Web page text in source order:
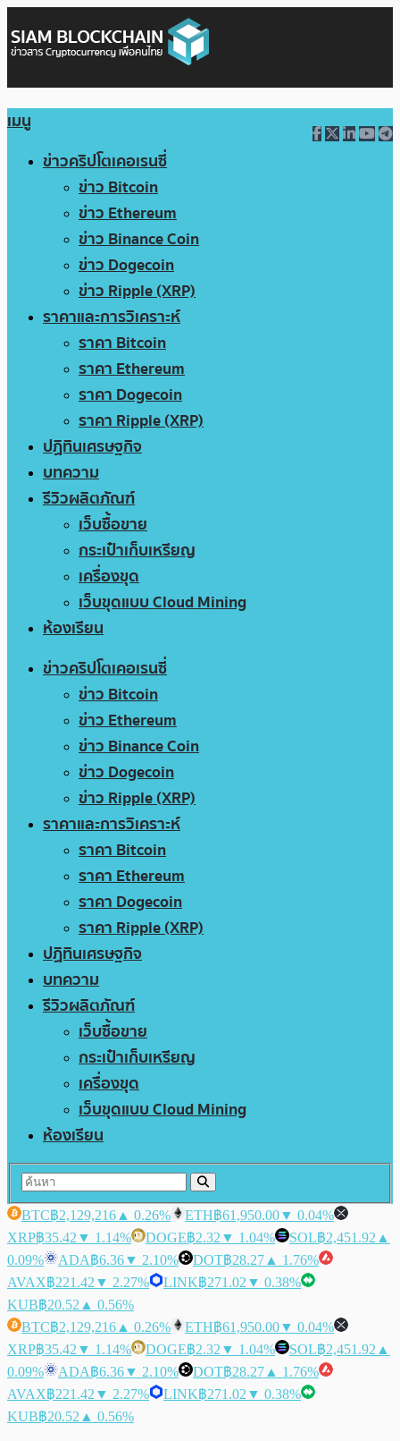
เมนู
ข่าวคริปโตเคอเรนซี่
ข่าว Bitcoin
ข่าว Ethereum
ข่าว Binance Coin
ข่าว Dogecoin
ข่าว Ripple (XRP)
ราคาและการวิเคราะห์
ราคา Bitcoin
ราคา Ethereum
ราคา Dogecoin
ราคา Ripple (XRP)
ปฏิทินเศรษฐกิจ
บทความ
รีวิวผลิตภัณฑ์
เว็บซื้อขาย
กระเป๋าเก็บเหรียญ
เครื่องขุด
เว็บขุดแบบ Cloud Mining
ห้องเรียน
ข่าวคริปโตเคอเรนซี่
ข่าว Bitcoin
ข่าว Ethereum
ข่าว Binance Coin
ข่าว Dogecoin
ข่าว Ripple (XRP)
ราคาและการวิเคราะห์
ราคา Bitcoin
ราคา Ethereum
ราคา Dogecoin
ราคา Ripple (XRP)
ปฏิทินเศรษฐกิจ
บทความ
รีวิวผลิตภัณฑ์
เว็บซื้อขาย
กระเป๋าเก็บเหรียญ
เครื่องขุด
เว็บขุดแบบ Cloud Mining
ห้องเรียน
BTC฿2,129,216 ▲ 0.26% ETH฿61,950.00▼ 0.04%
XRP฿35.42 ▼ 1.14% DOGE฿2.32 ▼ 1.04% SOL฿2,451.92 ▲
0.09%
ADA฿6.36▼ 2.10% DOT฿28.27 ▲ 1.76%
AVAX฿221.42 ▼ 2.27% LINK฿271.02 ▼ 0.38%
KUB฿20.52 ▲ 0.56%
BTC฿2,129,216 ▲ 0.26% ETH฿61,950.00▼ 0.04%
XRP฿35.42 ▼ 1.14% DOGE฿2.32 ▼ 1.04% SOL฿2,451.92 ▲
0.09%
ADA฿6.36▼ 2.10% DOT฿28.27 ▲ 1.76%
AVAX฿221.42 ▼ 2.27% LINK฿271.02 ▼ 0.38%
KUB฿20.52 ▲ 0.56%